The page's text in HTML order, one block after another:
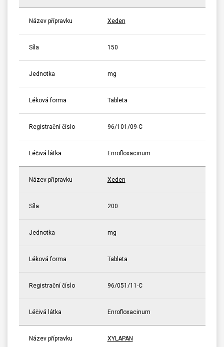
Název přípravku Xeden
Síla 150
Jednotka mg
Léková forma Tableta
Registrační číslo 96/101/09-C
Léčivá látka Enrofloxacinum
Název přípravku Xeden
Síla 200
Jednotka mg
Léková forma Tableta
Registrační číslo 96/051/11-C
Léčivá látka Enrofloxacinum
Název přípravku XYLAPAN